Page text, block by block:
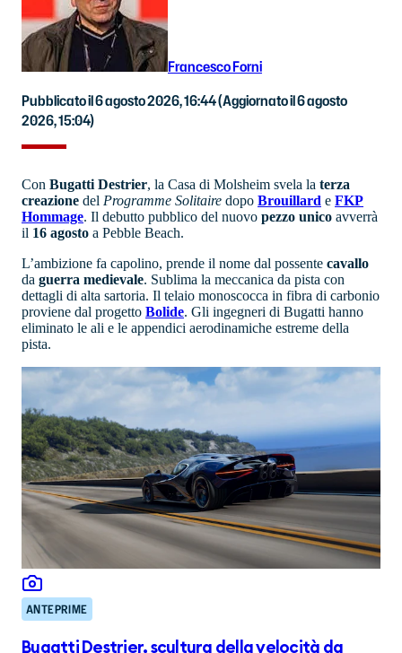
Francesco Forni
Pubblicato il 6 agosto 2026, 16:44(Aggiornato il 6 agosto
2026, 15:04)
Con Bugatti Destrier, la Casa di Molsheim svela la terza
creazione del Programme Solitaire dopo Brouillard e FKP
Hommage. Il debutto pubblico del nuovo pezzo unico avverrà
il 16 agosto a Pebble Beach.
L’ambizione fa capolino, prende il nome dal possente cavallo
da guerra medievale. Sublima la meccanica da pista con
dettagli di alta sartoria. Il telaio monoscocca in fibra di carbonio
proviene dal progetto Bolide. Gli ingegneri di Bugatti hanno
eliminato le ali e le appendici aerodinamiche estreme della
pista.
ANTEPRIME
Bugatti Destrier, scultura della velocità da